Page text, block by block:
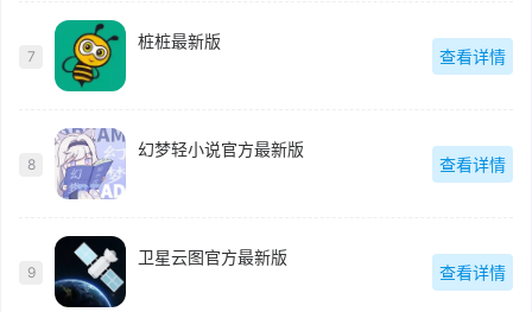
7
桩桩最新版
查看详情
8
幻梦轻小说官方最新版
查看详情
9
卫星云图官方最新版
查看详情